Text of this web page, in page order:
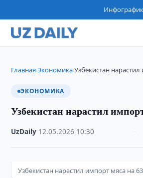
Главная›Экономика›Узбекистан
ЭКОНОМИКА
Узбекистан нарастил
UzDaily 12.05.2026 10:30
Узбекистан нарастил импорт мяса на